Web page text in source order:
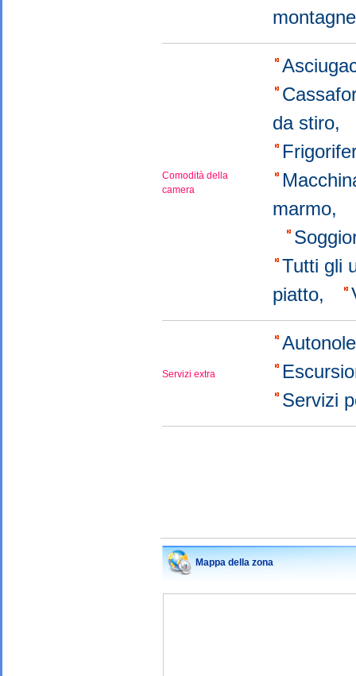
Comodità della
camera
da stiro,
marmo,
Tutti gli
piatto,
Servizi extra
Servizi
Mappa della zona